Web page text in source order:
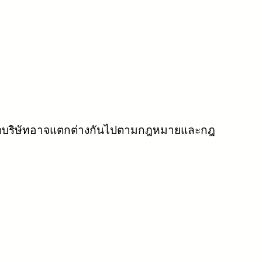
ริษัทอาจแตกต่างกันไปตามกฎหมายและกฎ